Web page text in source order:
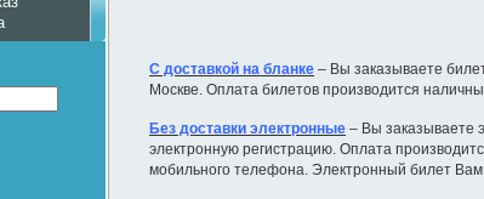
С доставкой на бланке – Вы заказываете
Москве. Оплата билетов производится
Без доставки электронные – Вы заказываете
электронную регистрацию. Оплата
мобильного телефона. Электронный билет